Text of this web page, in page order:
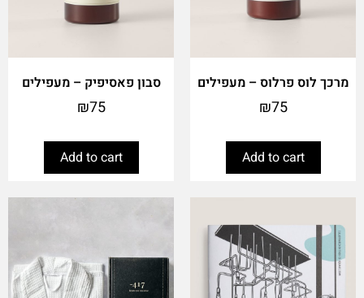
מרכך לוס פרלוס – מעפילים
₪75
Add to cart
סבון פאסיפיק – מעפילים
₪75
Add to cart